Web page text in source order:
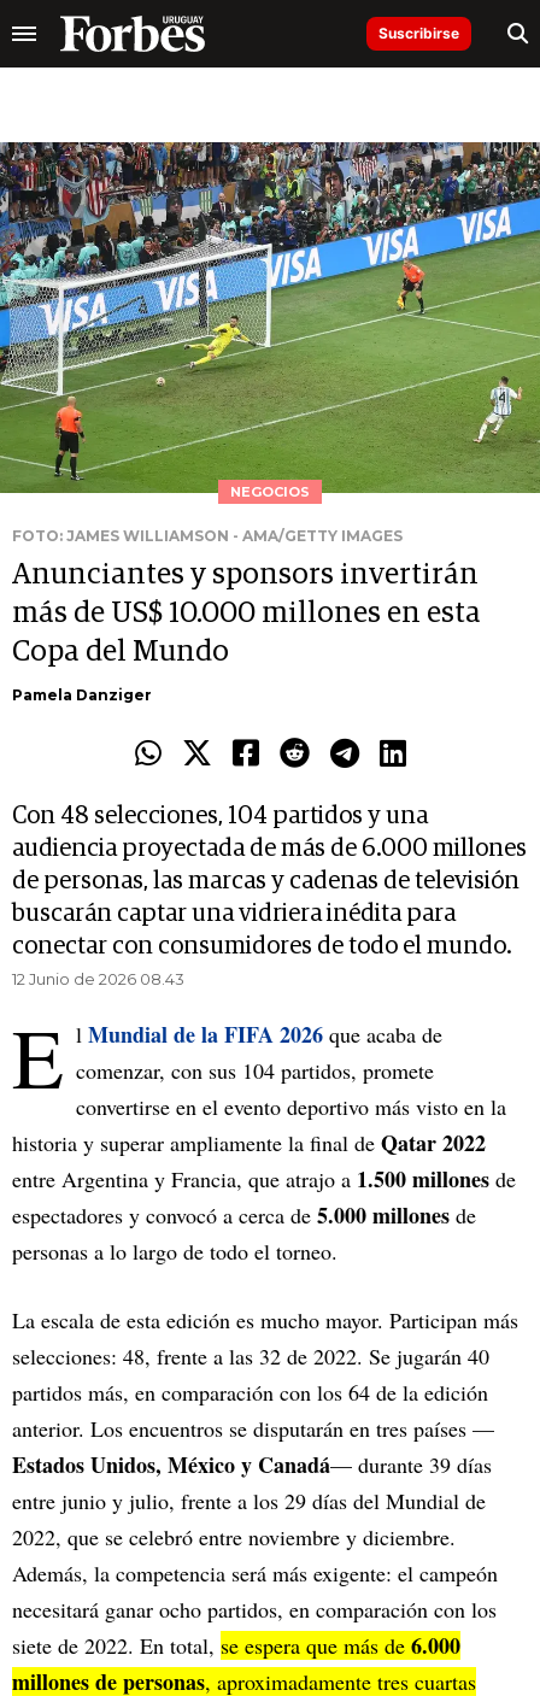
Suscribirse
NEGOCIOS
FOTO: JAMES WILLIAMSON - AMA/GETTY IMAGES
Anunciantes y sponsors invertirán
más de US$ 10.000 millones en esta
Copa del Mundo
Pamela Danziger
Con 48 selecciones, 104 partidos y una
audiencia proyectada de más de 6.000 millones
de personas, las marcas y cadenas de televisión
buscarán captar una vidriera inédita para
conectar con consumidores de todo el mundo.
12 Junio de 2026 08.43
E l Mundial de la FIFA 2026 que acaba de
comenzar, con sus 104 partidos, promete
convertirse en el evento deportivo más visto en la
historia y superar ampliamente la final de Qatar 2022
entre Argentina y Francia, que atrajo a 1.500 millones de
espectadores y convocó a cerca de 5.000 millones de
personas a lo largo de todo el torneo.
La escala de esta edición es mucho mayor. Participan más
selecciones: 48, frente a las 32 de 2022. Se jugarán 40
partidos más, en comparación con los 64 de la edición
anterior. Los encuentros se disputarán en tres países —
Estados Unidos, México y Canadá— durante 39 días
entre junio y julio, frente a los 29 días del Mundial de
2022, que se celebró entre noviembre y diciembre.
Además, la competencia será más exigente: el campeón
necesitará ganar ocho partidos, en comparación con los
siete de 2022. En total, se espera que más de 6.000
millones de personas, aproximadamente tres cuartas